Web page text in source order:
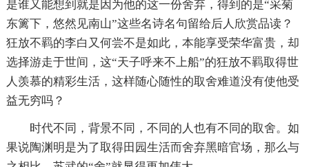
是谁又能想到就是因为他的这一份舍弃，得到的是“采菊
东篱下，悠然见南山”这些名诗名句留给后人欣赏品读？
狂放不羁的李白又何尝不是如此，本能享受荣华富贵，却
选择游走于世间，这“天子呼来不上船”的狂放不羁取得世
人羡慕的精彩生活，这样随心随性的取舍难道没有使他受
益无穷吗？
时代不同，背景不同，不同的人也有不同的取舍。如
果说陶渊明是为了取得田园生活而舍弃黑暗官场，那么与